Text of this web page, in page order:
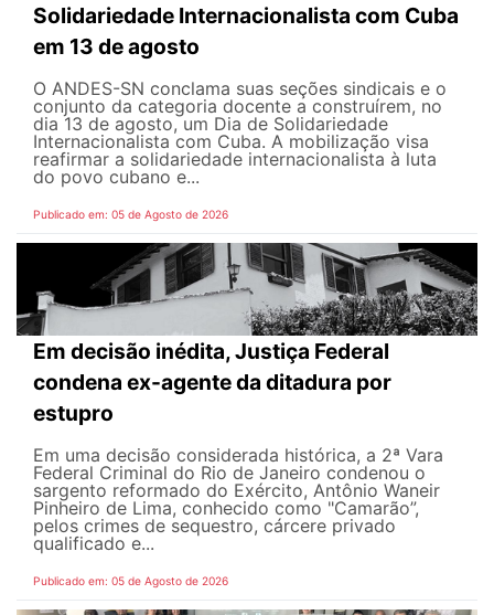
Solidariedade Internacionalista com Cuba
em 13 de agosto
O ANDES-SN conclama suas seções sindicais e o
conjunto da categoria docente a construírem, no
dia 13 de agosto, um Dia de Solidariedade
Internacionalista com Cuba. A mobilização visa
reafirmar a solidariedade internacionalista à luta
do povo cubano e...
Publicado em: 05 de Agosto de 2026
Em decisão inédita, Justiça Federal
condena ex-agente da ditadura por
estupro
Em uma decisão considerada histórica, a 2ª Vara
Federal Criminal do Rio de Janeiro condenou o
sargento reformado do Exército, Antônio Waneir
Pinheiro de Lima, conhecido como "Camarão”,
pelos crimes de sequestro, cárcere privado
qualificado e...
Publicado em: 05 de Agosto de 2026